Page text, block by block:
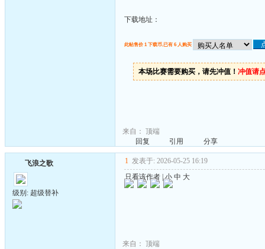
下载地址：
此帖售价 1 下载币,已有 6 人购买
本场比赛需要购买，请先冲值！ 冲值请
来自： 顶端
回复
引用 分享
飞浪之歌
级别: 超级替补
1 发表于: 2026-05-25 16:19
只看该作者 |小 中 大
来自： 顶端